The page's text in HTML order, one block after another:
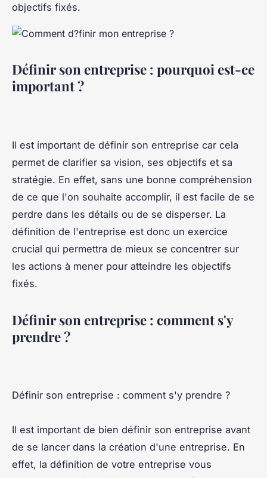
objectifs fixés.
Définir son entreprise : pourquoi est-ce
important ?
Il est important de définir son entreprise car cela
permet de clarifier sa vision, ses objectifs et sa
stratégie. En effet, sans une bonne compréhension
de ce que l'on souhaite accomplir, il est facile de se
perdre dans les détails ou de se disperser. La
définition de l'entreprise est donc un exercice
crucial qui permettra de mieux se concentrer sur
les actions à mener pour atteindre les objectifs
fixés.
Définir son entreprise : comment s'y
prendre ?
Définir son entreprise : comment s'y prendre ?
Il est important de bien définir son entreprise avant
de se lancer dans la création d'une entreprise. En
effet, la définition de votre entreprise vous